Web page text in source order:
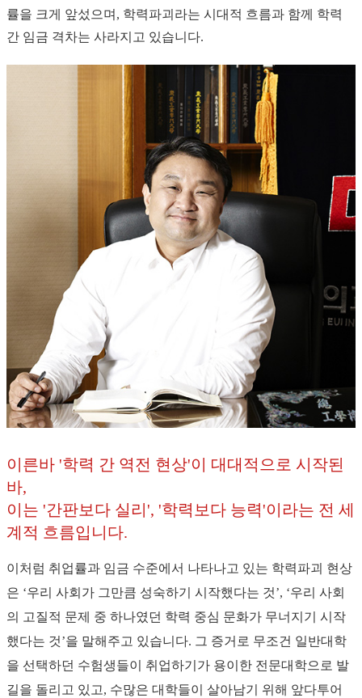
률을 크게 앞섰으며, 학력파괴라는 시대적 흐름과 함께 학력
간 임금 격차는 사라지고 있습니다.
이른바 '학력 간 역전 현상'이 대대적으로 시작된
바,
이는 '간판보다 실리', '학력보다 능력'이라는 전 세
계적 흐름입니다.
이처럼 취업률과 임금 수준에서 나타나고 있는 학력파괴 현상
은 ‘우리 사회가 그만큼 성숙하기 시작했다는 것’, ‘우리 사회
의 고질적 문제 중 하나였던 학력 중심 문화가 무너지기 시작
했다는 것’을 말해주고 있습니다. 그 증거로 무조건 일반대학
을 선택하던 수험생들이 취업하기가 용이한 전문대학으로 발
길을 돌리고 있고, 수많은 대학들이 살아남기 위해 앞다투어